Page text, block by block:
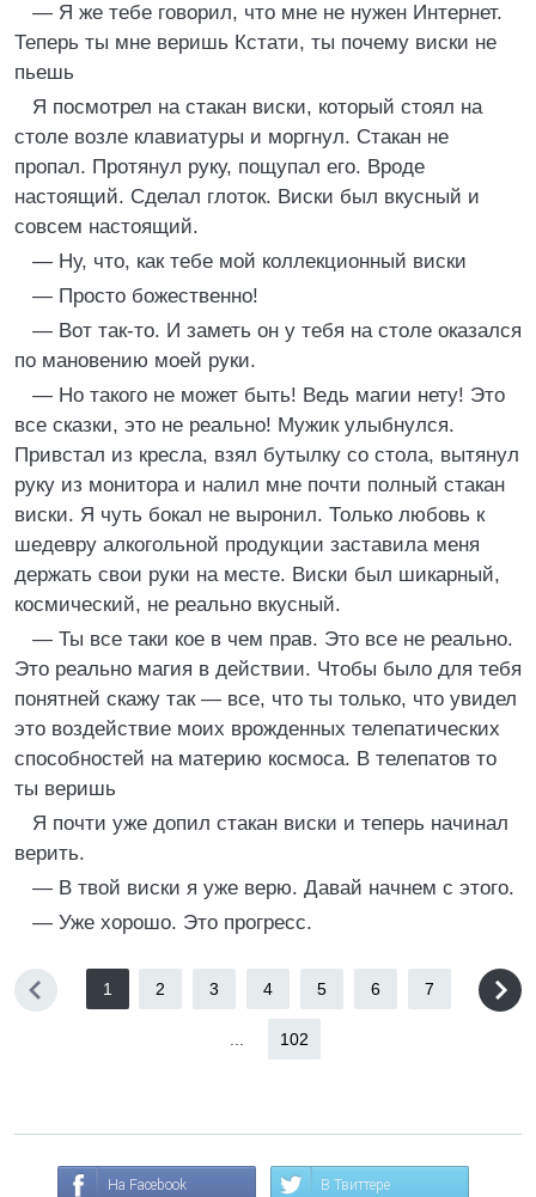
— Я же тебе говорил, что мне не нужен Интернет.
Теперь ты мне веришь Кстати, ты почему виски не
пьешь
Я посмотрел на стакан виски, который стоял на
столе возле клавиатуры и моргнул. Стакан не
пропал. Протянул руку, пощупал его. Вроде
настоящий. Сделал глоток. Виски был вкусный и
совсем настоящий.
— Ну, что, как тебе мой коллекционный виски
— Просто божественно!
— Вот так-то. И заметь он у тебя на столе оказался
по мановению моей руки.
— Но такого не может быть! Ведь магии нету! Это
все сказки, это не реально! Мужик улыбнулся.
Привстал из кресла, взял бутылку со стола, вытянул
руку из монитора и налил мне почти полный стакан
виски. Я чуть бокал не выронил. Только любовь к
шедевру алкогольной продукции заставила меня
держать свои руки на месте. Виски был шикарный,
космический, не реально вкусный.
— Ты все таки кое в чем прав. Это все не реально.
Это реально магия в действии. Чтобы было для тебя
понятней скажу так — все, что ты только, что увидел
это воздействие моих врожденных телепатических
способностей на материю космоса. В телепатов то
ты веришь
Я почти уже допил стакан виски и теперь начинал
верить.
— В твой виски я уже верю. Давай начнем с этого.
— Уже хорошо. Это прогресс.
1 2 3 4 5 6 7
102
На Facebook В Твиттере